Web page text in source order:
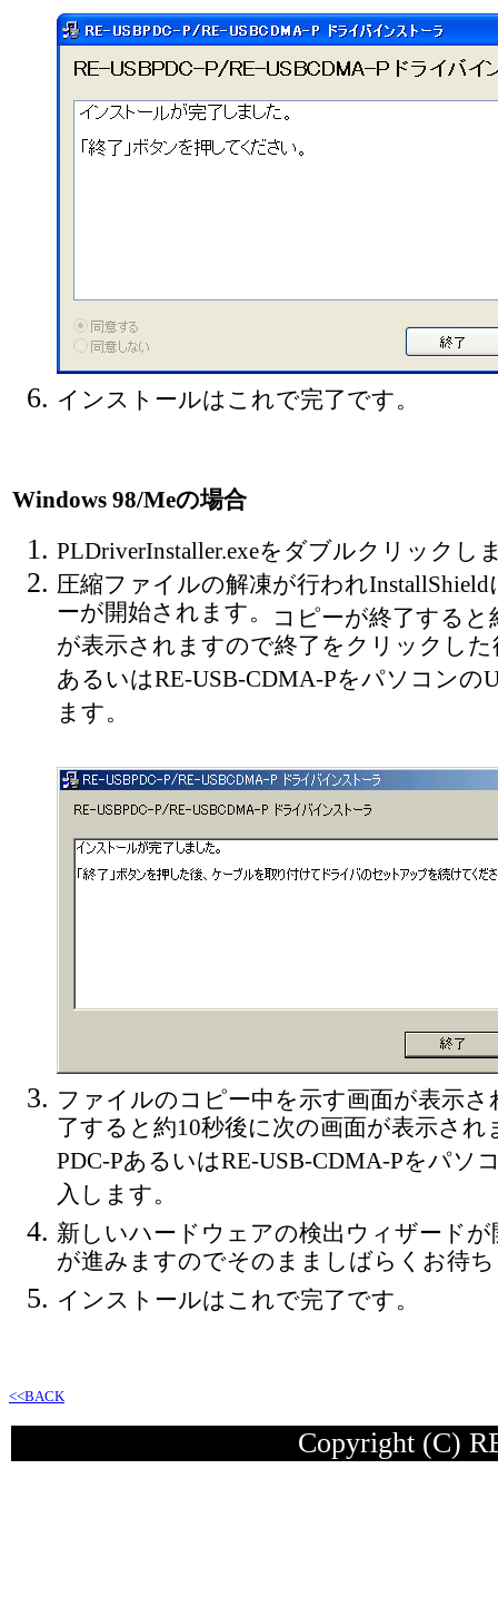
インストールはこれで完了です。
Windows 98/Meの場合
PLDriverInstaller.exeをダブルクリックし
圧縮ファイルの解凍が行われ
ーが開始されます。 コピーが終了すると
が表示されますので終了をクリックした
あるいはRE-USB-CDMA-Pをパソコンの
ます。
ファイルのコピー中を示す画面が表示
了すると約10秒後に次の画面が表示され
PDC-PあるいはRE-USB-CDMA-Pをパソ
入します。
新しいハードウェアの検出ウィザード
が進みますのでそのまましばらくお待
インストールはこれで完了です。
<<BACK
Copyright (C)